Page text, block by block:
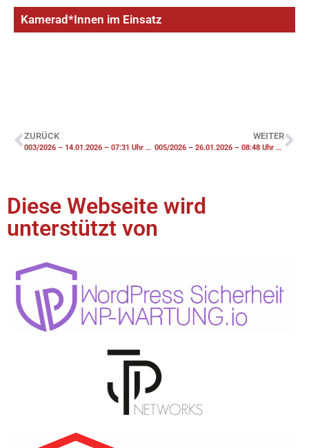
Kamerad*Innen im Einsatz
ZURÜCK
003/2026 – 14.01.2026 – 07:31 Uhr – TH1 Wasserschaden
WEITER
005/2026 – 26.01.2026 – 08:48 Uhr – F2 Unterstützung Werkfeuerwehr Industriepark groß
Diese Webseite wird
unterstützt von​